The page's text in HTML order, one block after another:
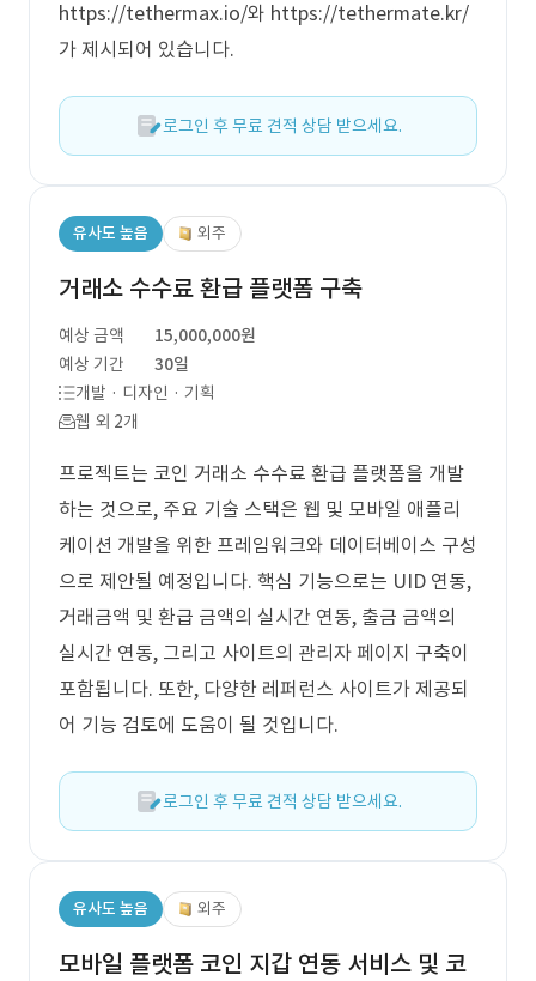
https://tethermax.io/와 https://tethermate.kr/
가 제시되어 있습니다.
로그인 후 무료 견적 상담 받으세요.
유사도 높음 외주
거래소 수수료 환급 플랫폼 구축
예상 금액
15,000,000원
예상 기간
30일
개발 · 디자인 · 기획
웹 외 2개
프로젝트는 코인 거래소 수수료 환급 플랫폼을 개발
하는 것으로, 주요 기술 스택은 웹 및 모바일 애플리
케이션 개발을 위한 프레임워크와 데이터베이스 구성
으로 제안될 예정입니다. 핵심 기능으로는 UID 연동,
거래금액 및 환급 금액의 실시간 연동, 출금 금액의
실시간 연동, 그리고 사이트의 관리자 페이지 구축이
포함됩니다. 또한, 다양한 레퍼런스 사이트가 제공되
어 기능 검토에 도움이 될 것입니다.
로그인 후 무료 견적 상담 받으세요.
유사도 높음 외주
모바일 플랫폼 코인 지갑 연동 서비스 및 코